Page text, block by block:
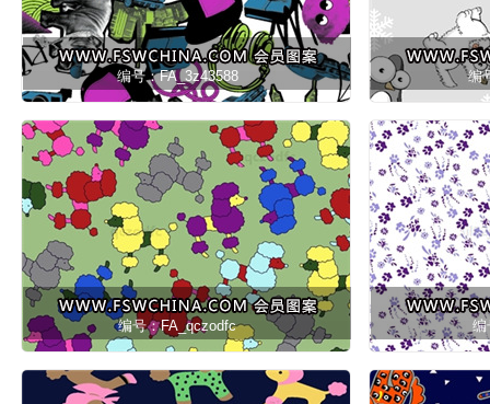
编号：FA_3z43588 编
编号：FA_qczodfc 编